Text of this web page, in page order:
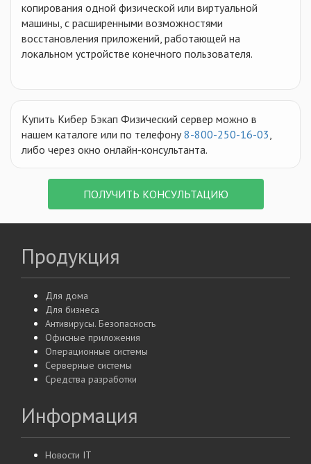
копирования одной физической или виртуальной
машины, с расширенными возможностями
восстановления приложений, работающей на
локальном устройстве конечного пользователя.
Купить Кибер Бэкап Физический сервер можно в
нашем каталоге или по телефону8-800-250-16-03,
либо через окно онлайн-консультанта.
ПОЛУЧИТЬ КОНСУЛЬТАЦИЮ
Продукция
Для дома
Для бизнеса
Антивирусы. Безопасность
Офисные приложения
Операционные системы
Серверные системы
Средства разработки
Информация
Новости IT